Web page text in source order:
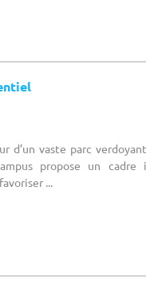
d’un vaste parc
propose un
...